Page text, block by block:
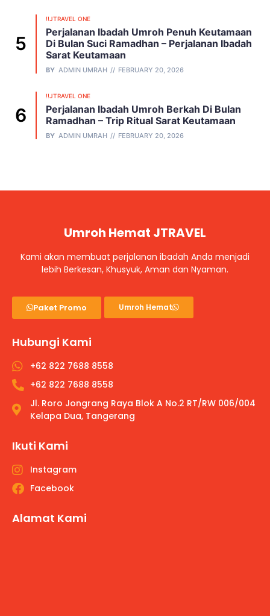
!!JTRAVEL ONE
Perjalanan Ibadah Umroh Penuh Keutamaan
Di Bulan Suci Ramadhan – Perjalanan Ibadah
Sarat Keutamaan
BY ADMIN UMRAH FEBRUARY 20, 2026
!!JTRAVEL ONE
Perjalanan Ibadah Umroh Berkah Di Bulan
Ramadhan – Trip Ritual Sarat Keutamaan
BY ADMIN UMRAH FEBRUARY 20, 2026
Umroh Hemat JTRAVEL
Kami akan membuat perjalanan ibadah Anda menjadi
lebih Berkesan, Khusyuk, Aman dan Nyaman.
Paket Promo Umroh Hemat
Hubungi Kami
+62 822 7688 8558
+62 822 7688 8558
Jl. Roro Jongrang Raya Blok A No.2 RT/RW 006/004
Kelapa Dua, Tangerang
Ikuti Kami
Instagram
Facebook
Alamat Kami